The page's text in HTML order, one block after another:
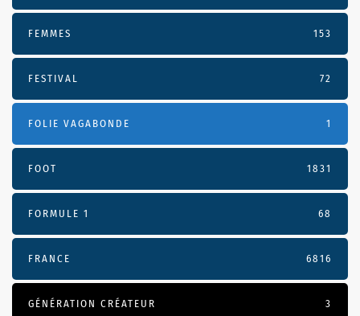
FEMMES 153
FESTIVAL 72
FOLIE VAGABONDE 1
FOOT 1831
FORMULE 1 68
FRANCE 6816
GÉNÉRATION CRÉATEUR 3